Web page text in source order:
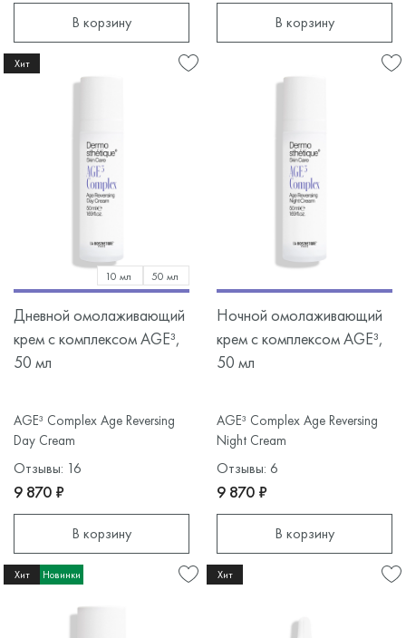
В корзину В корзину
Хит
10 мл 50 мл
Дневной омолаживающий
крем с комплексом AGE³,
50 мл
AGE³ Complex Age Reversing
Day Cream
Отзывы: 16
9 870 ₽
В корзину
Ночной омолаживающий
крем с комплексом AGE³,
50 мл
AGE³ Complex Age Reversing
Night Cream
Отзывы: 6
9 870 ₽
В корзину
Хит Новинки Хит